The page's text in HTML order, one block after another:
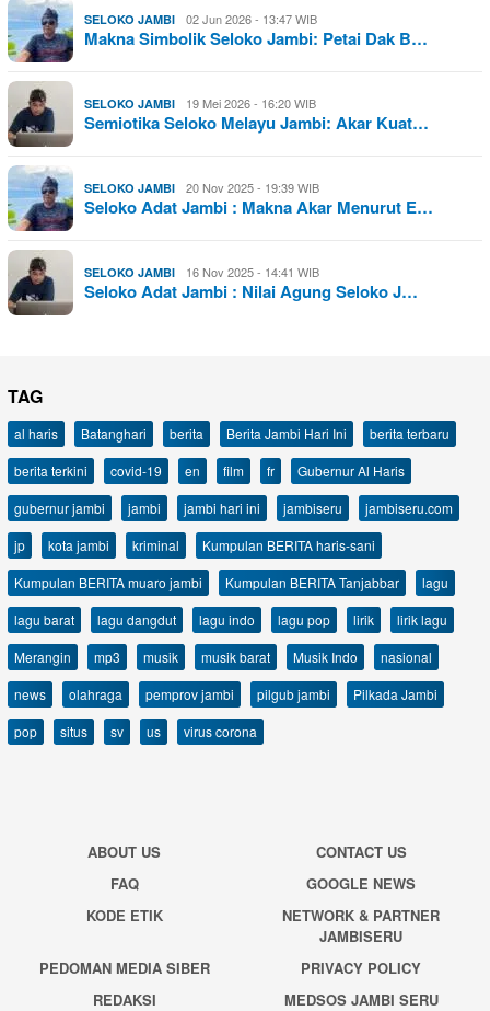
SELOKO JAMBI 02 Jun 2026 - 13:47 WIB
Makna Simbolik Seloko Jambi: Petai Dak B…
SELOKO JAMBI 19 Mei 2026 - 16:20 WIB
Semiotika Seloko Melayu Jambi: Akar Kuat…
SELOKO JAMBI 20 Nov 2025 - 19:39 WIB
Seloko Adat Jambi : Makna Akar Menurut E…
SELOKO JAMBI 16 Nov 2025 - 14:41 WIB
Seloko Adat Jambi : Nilai Agung Seloko J…
TAG
al haris Batanghari berita Berita Jambi Hari Ini
berita terbaru
berita terkini
covid-19 en film fr
Gubernur Al Haris
gubernur jambi
jambi jambi hari ini jambiseru
jambiseru.com
jp
kota jambi kriminal
Kumpulan BERITA haris-sani
Kumpulan BERITA muaro jambi
Kumpulan BERITA Tanjabbar
lagu
lagu barat
lagu dangdut lagu indo lagu pop lirik
lirik lagu
Merangin
mp3 musik musik barat Musik Indo
nasional
news
olahraga pemprov jambi pilgub jambi
Pilkada Jambi
pop
situs sv us virus corona
ABOUT US
CONTACT US
FAQ
GOOGLE NEWS
KODE ETIK
NETWORK & PARTNER
JAMBISERU
PEDOMAN MEDIA SIBER
PRIVACY POLICY
REDAKSI
MEDSOS JAMBI SERU